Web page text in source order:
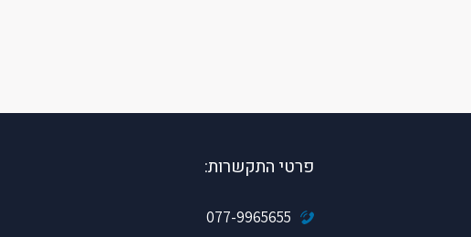
פרטי התקשרות:
077-9965655